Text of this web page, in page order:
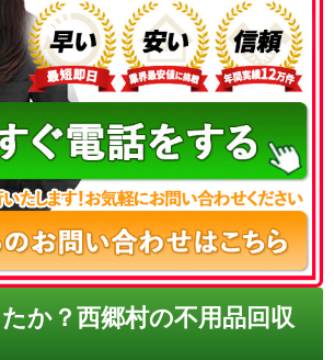
3186-4780
か？西郷村の不用品回収